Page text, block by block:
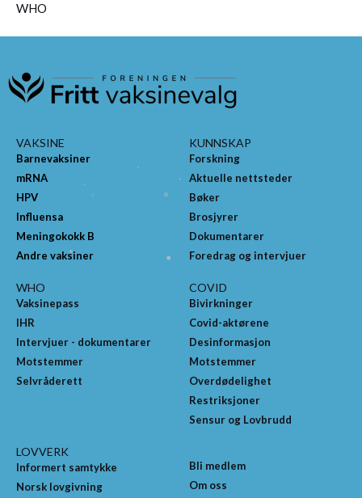
WHO
VAKSINE
Barnevaksiner
mRNA
HPV
Influensa
Meningokokk B
Andre vaksiner
KUNNSKAP
Forskning
Aktuelle nettsteder
Bøker
Brosjyrer
Dokumentarer
Foredrag og intervjuer
WHO
Vaksinepass
IHR
Intervjuer - dokumentarer
Motstemmer
Selvråderett
COVID
Bivirkninger
Covid-aktørene
Desinformasjon
Motstemmer
Overdødelighet
Restriksjoner
Sensur og Lovbrudd
LOVVERK
Informert samtykke
Norsk lovgivning
Bli medlem
Om oss